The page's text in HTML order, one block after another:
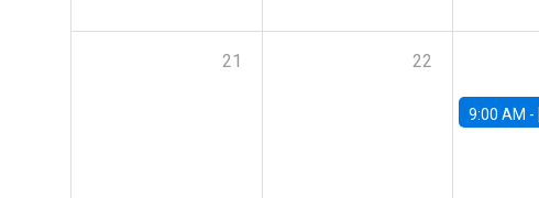
21 22
9:00 AM -